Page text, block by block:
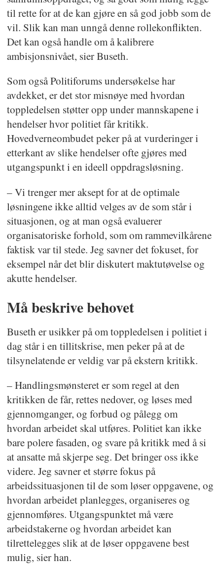
til rette for at de kan gjøre en så god jobb som de
vil. Slik kan man unngå denne rollekonflikten.
Det kan også handle om å kalibrere
ambisjonsnivået, sier Buseth.
Som også Politiforums undersøkelse har
avdekket, er det stor misnøye med hvordan
toppledelsen støtter opp under mannskapene i
hendelser hvor politiet får kritikk.
Hovedverneombudet peker på at vurderinger i
etterkant av slike hendelser ofte gjøres med
utgangspunkt i en ideell oppdragsløsning.
– Vi trenger mer aksept for at de optimale
løsningene ikke alltid velges av de som står i
situasjonen, og at man også evaluerer
organisatoriske forhold, som om rammevilkårene
faktisk var til stede. Jeg savner det fokuset, for
eksempel når det blir diskutert maktutøvelse og
akutte hendelser.
Må beskrive behovet
Buseth er usikker på om toppledelsen i politiet i
dag står i en tillitskrise, men peker på at de
tilsynelatende er veldig var på ekstern kritikk.
– Handlingsmønsteret er som regel at den
kritikken de får, rettes nedover, og løses med
gjennomganger, og forbud og pålegg om
hvordan arbeidet skal utføres. Politiet kan ikke
bare polere fasaden, og svare på kritikk med å si
at ansatte må skjerpe seg. Det bringer oss ikke
videre. Jeg savner et større fokus på
arbeidssituasjonen til de som løser oppgavene, og
hvordan arbeidet planlegges, organiseres og
gjennomføres. Utgangspunktet må være
arbeidstakerne og hvordan arbeidet kan
tilrettelegges slik at de løser oppgavene best
mulig, sier han.